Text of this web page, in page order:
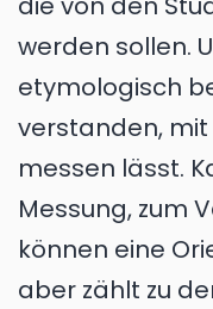
werden sollen.
etymologisch
verstanden,
messen lässt.
Messung, zum
können eine
aber zählt zu